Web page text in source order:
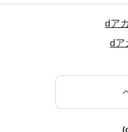
dア
dア